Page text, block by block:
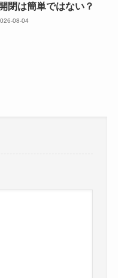
閉は簡単ではない？
08-04